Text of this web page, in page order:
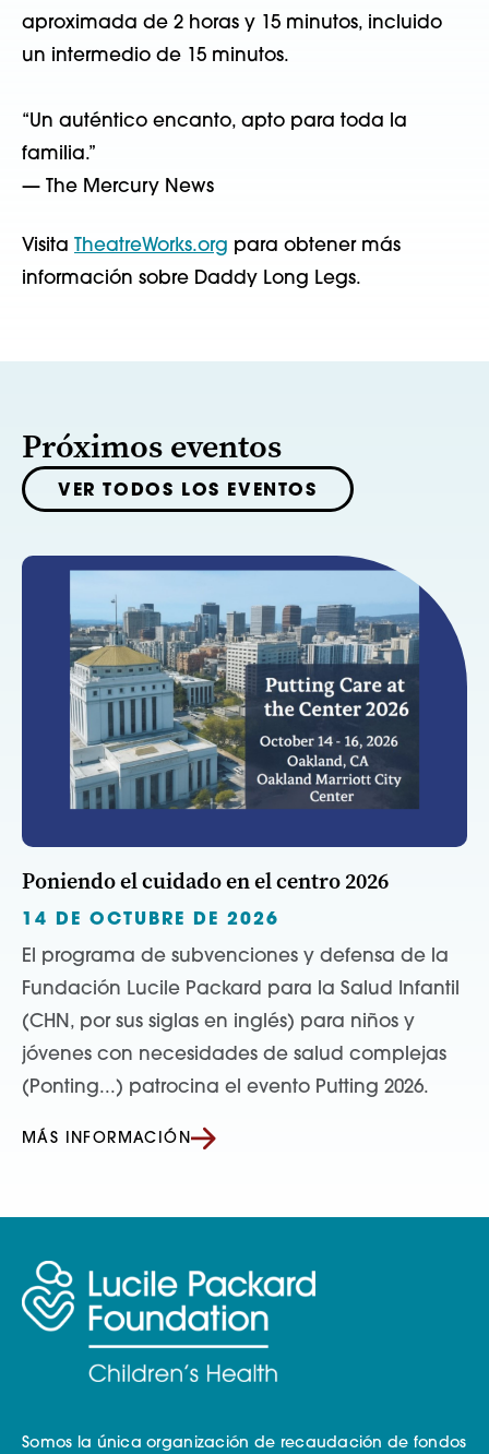
aproximada de 2 horas y 15 minutos, incluido
un intermedio de 15 minutos.
“Un auténtico encanto, apto para toda la
familia.”
— The Mercury News
Visita TheatreWorks.org para obtener más
información sobre Daddy Long Legs.
Próximos eventos
VER TODOS LOS EVENTOS
Poniendo el cuidado en el centro 2026
14 DE OCTUBRE DE 2026
El programa de subvenciones y defensa de la
Fundación Lucile Packard para la Salud Infantil
(CHN, por sus siglas en inglés) para niños y
jóvenes con necesidades de salud complejas
(Ponting...) patrocina el evento Putting 2026.
MÁS INFORMACIÓN
Somos la única organización de recaudación de fondos